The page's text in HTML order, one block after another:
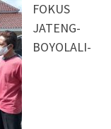
FOKUS
JATENG-
BOYOLALI-